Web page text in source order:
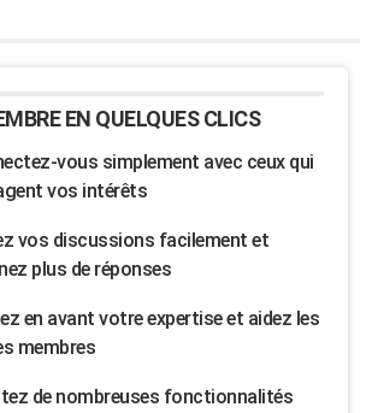
EN QUELQUES CLICS
vous simplement avec ceux qui
vos intérêts
vos discussions facilement et
plus de réponses
en avant votre expertise et aidez les
membres
de nombreuses fonctionnalités